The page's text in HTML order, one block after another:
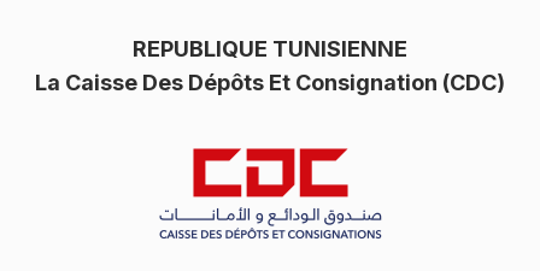
REPUBLIQUE TUNISIENNE
La Caisse Des Dépôts Et Consignation (CDC)